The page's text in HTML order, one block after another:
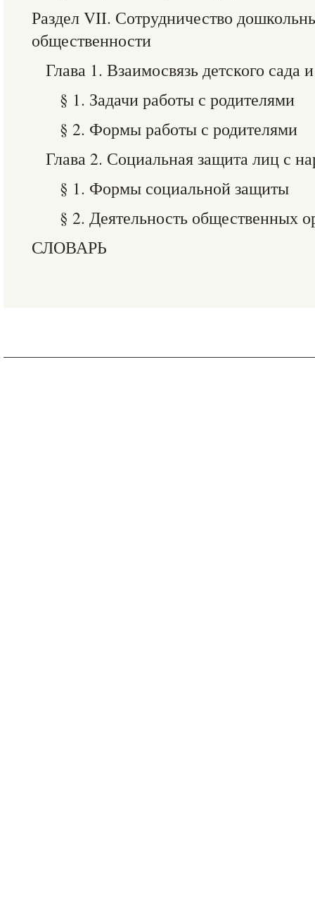
Раздел VII. Сотрудничество
общественности
Глава 1. Взаимосвязь детского сада
§ 1. Задачи работы с родителями
§ 2. Формы работы с родителями
Глава 2. Социальная защита лиц с
§ 1. Формы социальной защиты
§ 2. Деятельность общественных
СЛОВАРЬ